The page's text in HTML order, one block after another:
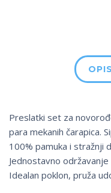
OPIS
Preslatki set za
para mekanih čarapica.
100% pamuka i stražnji
Jednostavno
Idealan poklon, pruža